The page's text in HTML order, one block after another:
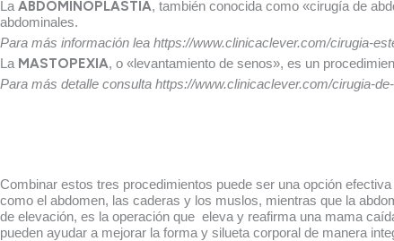
La ABDOMINOPLASTIA, también conocida como «cirugía de
abdominales.
Para más información lea https://www.clinicaclever.com/cirugia-
La MASTOPEXIA, o «levantamiento de senos», es un
Para más detalle consulta https://www.clinicaclever.com/cirugia-
Combinar estos tres procedimientos puede ser una opción
como el abdomen, las caderas y los muslos, mientras que la
de elevación, es la operación que eleva y reafirma una mama
pueden ayudar a mejorar la forma y silueta corporal de manera